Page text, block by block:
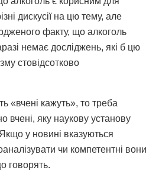
дискусії на цю тему, але
факту, що алкоголь
немає досліджень, які б цю
стовідсотково
«вчені кажуть», то треба
вчені, яку наукову установу
у новині вказуються
чи компетентні вони
говорять.